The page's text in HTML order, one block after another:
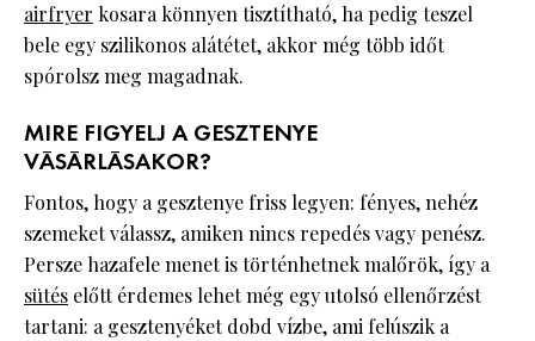
airfryer kosara könnyen tisztítható, ha pedig teszel
bele egy szilikonos alátétet, akkor még több időt
spórolsz meg magadnak.
MIRE FIGYELJ A GESZTENYE
VÁSÁRLÁSAKOR?
Fontos, hogy a gesztenye friss legyen: fényes, nehéz
szemeket válassz, amiken nincs repedés vagy penész.
Persze hazafele menet is történhetnek malőrök, így a
sütés előtt érdemes lehet még egy utolsó ellenőrzést
tartani: a gesztenyéket dobd vízbe, ami felúszik a